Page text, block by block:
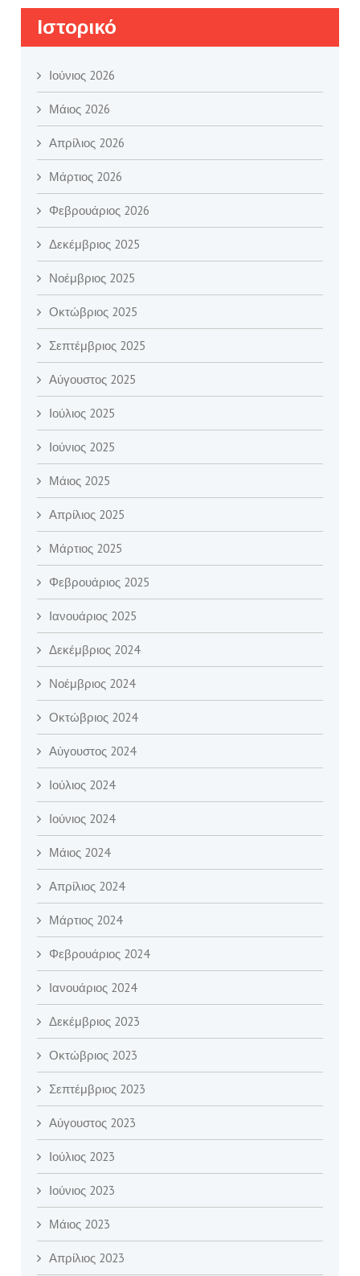
Ιστορικό
Ιούνιος 2026
Μάιος 2026
Απρίλιος 2026
Μάρτιος 2026
Φεβρουάριος 2026
Δεκέμβριος 2025
Νοέμβριος 2025
Οκτώβριος 2025
Σεπτέμβριος 2025
Αύγουστος 2025
Ιούλιος 2025
Ιούνιος 2025
Μάιος 2025
Απρίλιος 2025
Μάρτιος 2025
Φεβρουάριος 2025
Ιανουάριος 2025
Δεκέμβριος 2024
Νοέμβριος 2024
Οκτώβριος 2024
Αύγουστος 2024
Ιούλιος 2024
Ιούνιος 2024
Μάιος 2024
Απρίλιος 2024
Μάρτιος 2024
Φεβρουάριος 2024
Ιανουάριος 2024
Δεκέμβριος 2023
Οκτώβριος 2023
Σεπτέμβριος 2023
Αύγουστος 2023
Ιούλιος 2023
Ιούνιος 2023
Μάιος 2023
Απρίλιος 2023